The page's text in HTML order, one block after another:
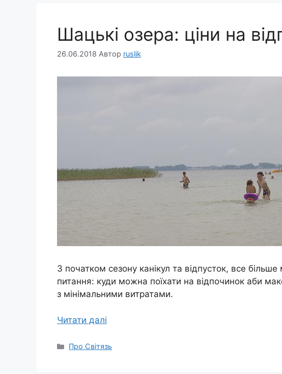
Шацькі озера: ціни на
26.06.2018 Автор ruslik
З початком сезону канікул та відпусток, все
питання: куди можна поїхати на відпочинок аби
з мінімальними витратами.
Читати далі
Категорії
Про Світязь